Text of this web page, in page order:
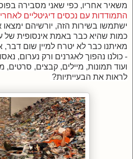
משאיר אחריו, כפי שאני מסבירה
התמודדות עם נכסים דיגיטליים
ישתמשו בשירות הזה, יורשיהם
כמות שהיא כבר באמת אינסופית של
מאיתנו כבר לא יטרח למיין שום
- כולנו נהפוך לאגרנים ורק נערום,
ועוד תמונות, מיילים, קבצים, סרטים,
לראות את הבעייתיות?